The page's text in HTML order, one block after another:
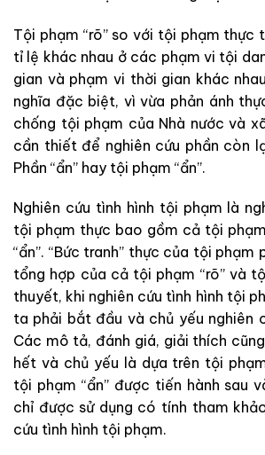
Tội phạm “rõ” so với tội phạm
tỉ lệ khác nhau ở các phạm vi tội
gian và phạm vi thời gian khác
nghĩa đặc biệt, vì vừa phản ánh
chống tội phạm của Nhà nước và
cần thiết để nghiên cứu phần còn
Phần “ẩn” hay tội phạm “ẩn”.
Nghiên cứu tình hình tội phạm là
tội phạm thực bao gồm cả tội
“ẩn”. “Bức tranh” thực của tội phạm
tổng hợp của cả tội phạm “rõ” và
thuyết, khi nghiên cứu tình hình tội
ta phải bắt đầu và chủ yếu nghiên
Các mô tả, đánh giá, giải thích
hết và chủ yếu là dựa trên tội
tội phạm “ẩn” được tiến hành sau
chỉ được sử dụng có tính tham
cứu tình hình tội phạm.